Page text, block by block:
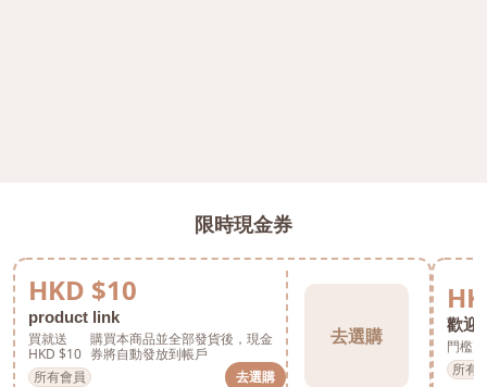
限時現金券
HKD $10
product link
買就送
HKD $10
購買本商品並全部發貨後，現金
券將自動發放到帳戶
所有會員
去選購
去選購
歡迎
門檻
所有